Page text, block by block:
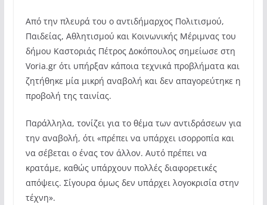
Από την πλευρά του ο αντιδήμαρχος Πολιτισμού,
Παιδείας, Αθλητισμού και Κοινωνικής Μέριμνας του
δήμου Καστοριάς Πέτρος Δοκόπουλος σημείωσε στη
Voria.gr ότι υπήρξαν κάποια τεχνικά προβλήματα και
ζητήθηκε μία μικρή αναβολή και δεν απαγορεύτηκε η
προβολή της ταινίας.
Παράλληλα, τονίζει για το θέμα των αντιδράσεων για
την αναβολή, ότι «πρέπει να υπάρχει ισορροπία και
να σέβεται ο ένας τον άλλον. Αυτό πρέπει να
κρατάμε, καθώς υπάρχουν πολλές διαφορετικές
απόψεις. Σίγουρα όμως δεν υπάρχει λογοκρισία στην
τέχνη».